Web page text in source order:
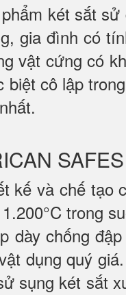
két sắt
gia đình có
vật cứng có
cô lập
kế và chế tạo
trong
chống
dụng quý
sụng két sắt